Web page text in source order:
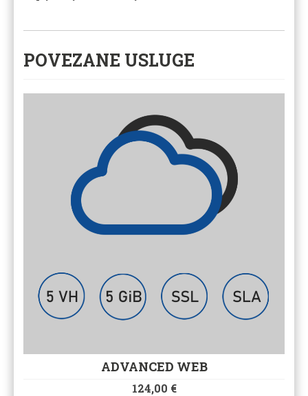
POVEZANE USLUGE
ADVANCED WEB
124,00 €